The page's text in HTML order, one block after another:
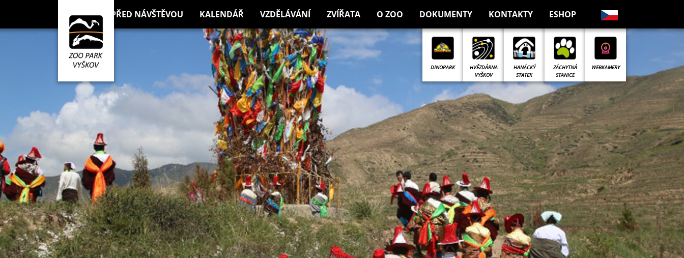
PŘED NÁVŠTĚVOU KALENDÁŘ VZDĚLÁVÁNÍ ZVÍŘATA O ZOO DOKUMENTY KONTAKTY ESHOP
DINOPARK
HVĚZDÁRNA
VYŠKOV
HANÁCKÝ
STATEK
ZÁCHYTNÁ
STANICE
WEBKAMERY